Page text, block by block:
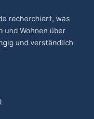
recherchiert, was
und Wohnen über
und verständlich